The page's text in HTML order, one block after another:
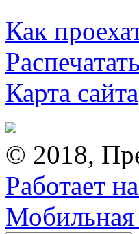
Как
Карта сайта
© 2018,
Работает
Мобильная